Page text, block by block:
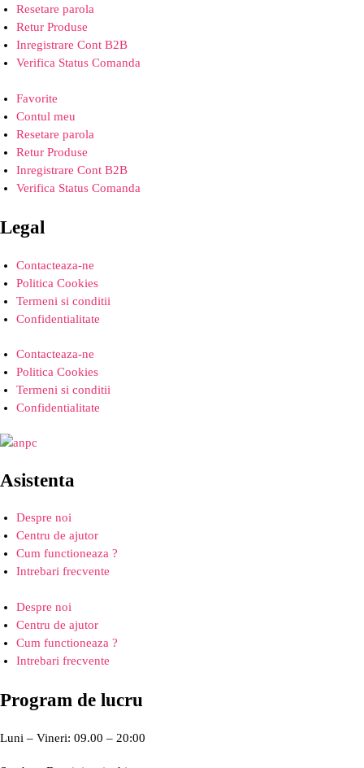
Resetare parola
Retur Produse
Inregistrare Cont B2B
Verifica Status Comanda
Favorite
Contul meu
Resetare parola
Retur Produse
Inregistrare Cont B2B
Verifica Status Comanda
Legal
Contacteaza-ne
Politica Cookies
Termeni si conditii
Confidentialitate
Contacteaza-ne
Politica Cookies
Termeni si conditii
Confidentialitate
Asistenta
Despre noi
Centru de ajutor
Cum functioneaza ?
Intrebari frecvente
Despre noi
Centru de ajutor
Cum functioneaza ?
Intrebari frecvente
Program de lucru
Luni – Vineri: 09.00 – 20:00